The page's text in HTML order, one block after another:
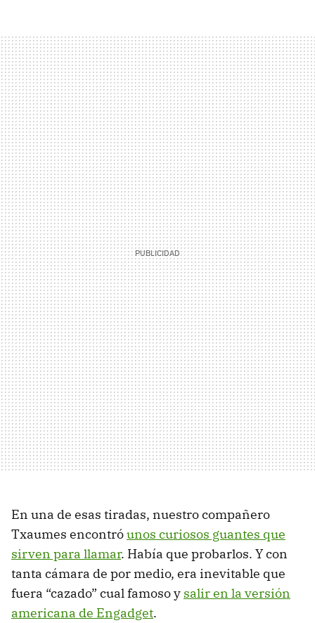
En una de esas tiradas, nuestro compañero
Txaumes encontróunos curiosos guantes que
sirven para llamar. Había que probarlos. Y con
tanta cámara de por medio, era inevitable que
fuera “cazado” cual famoso y salir en la versión
americana de Engadget.